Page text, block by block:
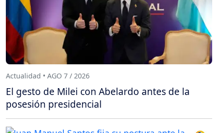
Actualidad • AGO 7 / 2026
El gesto de Milei con Abelardo antes de la
posesión presidencial